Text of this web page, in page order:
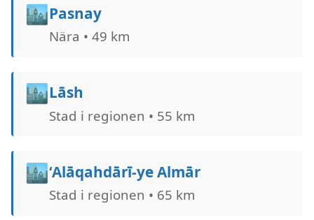
🏙️Pasnay
Nära • 49 km
🏙️Lāsh
Stad i regionen • 55 km
🏙️‘Alāqahdārī-ye Almār
Stad i regionen • 65 km